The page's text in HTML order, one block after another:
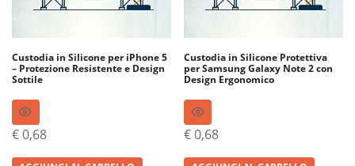
Custodia in Silicone per iPhone 5
– Protezione Resistente e Design
Sottile
€0,68
Custodia in Silicone Protettiva
per Samsung Galaxy Note 2 con
Design Ergonomico
€0,68